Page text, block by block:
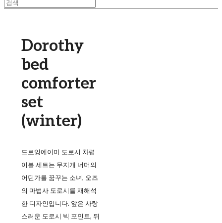
Dorothy
bed
comforter
set
(winter)
드로잉에이미 도로시 차렵
이불 세트는 무지개 너머의
어딘가를 꿈꾸는 소녀, 오즈
의 마법사 도로시를 재해석
한 디자인입니다. 앞은 사랑
스러운 도로시 빅 포인트, 뒤